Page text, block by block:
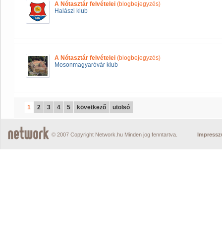
A Nótasztár felvételei (blogbejegyzés)
Halászi klub
A Nótasztár felvételei (blogbejegyzés)
Mosonmagyaróvár klub
1 2 3 4 5 következő utolsó
© 2007 Copyright Network.hu Minden jog fenntartva.